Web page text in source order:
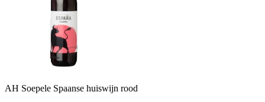
AH Soepele Spaanse huiswijn rood